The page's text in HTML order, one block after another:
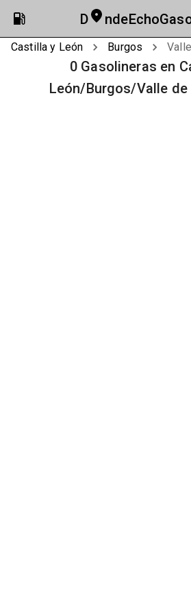
D
Castilla y León Burgos
0 Gasolineras en
León/Burgos/Valle de